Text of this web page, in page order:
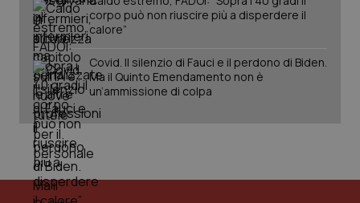
corpo può non riuscire più a disperdere il
calore”
Covid. Il silenzio di Fauci e il perdono di Biden.
Ma il Quinto Emendamento non è
un’ammissione di colpa